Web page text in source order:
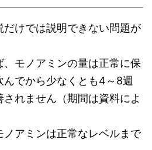
けでは説明できない問題が
モノアミンの量は正常に保
でから少なくとも4～8週
れません（期間は資料によ
アミンは正常なレベルまで